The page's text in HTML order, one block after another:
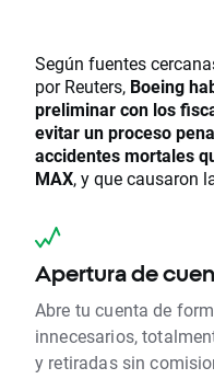
Según fuentes
por Reuters, Boeing
preliminar con los
evitar un proceso
accidentes mortales
MAX, y que causaron
Apertura de
Abre tu cuenta de
innecesarios,
y retiradas sin